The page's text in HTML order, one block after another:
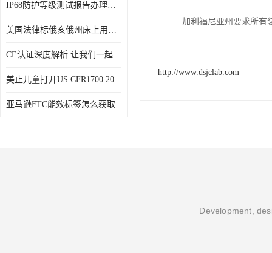
IP68防护等级测试报告办理标准要求
美国法律标俄亥俄州床上用品许可证讲解！
CE认证深度解析 让我们一起来认识CE认证
美止儿童打开US CFR1700.20
亚马逊FTC能效标签怎么获取
加利福尼亚州要求所有
http://www.dsjclab.com
Development,